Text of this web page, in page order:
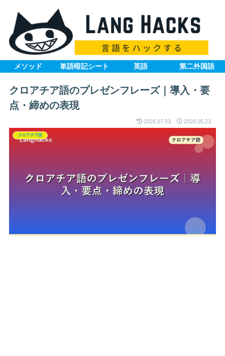
メソッド 単語暗記シート 英語 第二外国語
クロアチア語のプレゼンフレーズ｜導入・要
点・締めの表現
2026.07.03 2026.05.23
クロアチア語